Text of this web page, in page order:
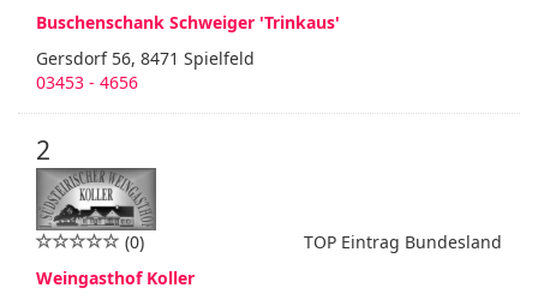
Buschenschank Schweiger 'Trinkaus'
Gersdorf 56, 8471 Spielfeld
03453 - 4656
2
TOP Eintrag Bundesland
(0)
Weingasthof Koller